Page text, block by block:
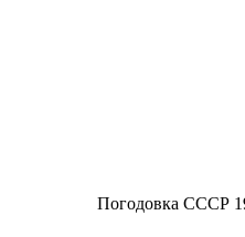
Погодовка СССР